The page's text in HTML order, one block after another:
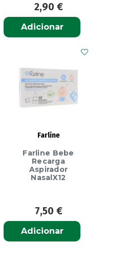
2,90 €
Adicionar
Farline
Farline Bebe
Recarga
Aspirador
NasalX12
7,50 €
Adicionar